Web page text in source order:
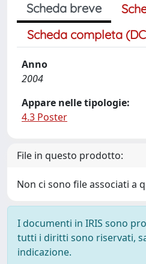
Scheda breve
Scheda completa
Anno
2004
Appare nelle tipologie:
4.3 Poster
File in questo prodotto:
Non ci sono file associati a
I documenti in IRIS sono
tutti i diritti sono riservati,
indicazione.